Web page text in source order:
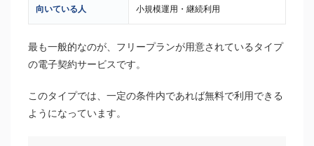
向いている人 小規模運用・継続利用
最も一般的なのが、フリープランが用意されているタイプ
の電子契約サービスです。
このタイプでは、一定の条件内であれば無料で利用できる
ようになっています。